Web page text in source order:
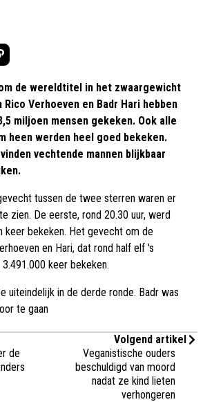
de wereldtitel in het zwaargewicht
Verhoeven en Badr Hari hebben
miljoen mensen gekeken. Ook alle
heen werden heel goed bekeken.
vechtende mannen blijkbaar
tussen de twee sterren waren er
zien. De eerste, rond 20.30 uur, werd
keer bekeken. Het gevecht om de
en Hari, dat rond half elf 's
keer bekeken.
uiteindelijk in de derde ronde. Badr was
te gaan
de
Volgend artikel
Veganistische ouders
beschuldigd van moord
nadat ze kind lieten
verhongeren